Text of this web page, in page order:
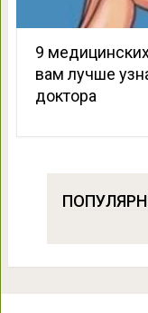
9
вам лучше
доктора